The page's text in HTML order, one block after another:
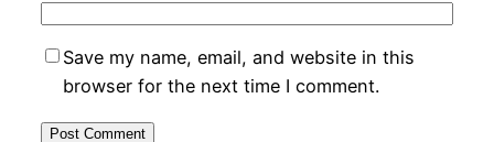
Save my name, email, and website in this
browser for the next time I comment.